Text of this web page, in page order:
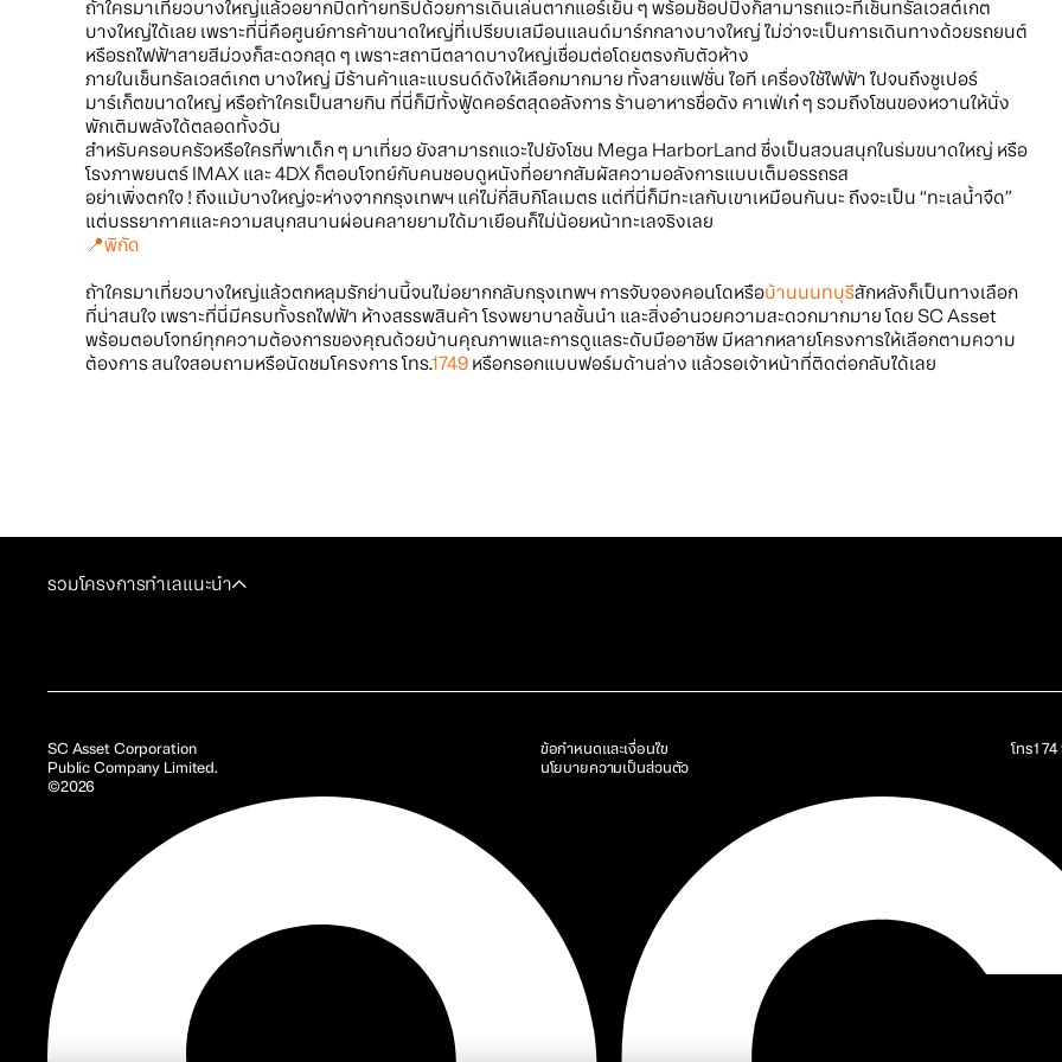
ถ้าใครมาเที่ยวบางใหญ่แล้วอยากปิดท้ายทริปด้วยการเดินเล่นตากแอร์เย็น ๆ พร้อมช็อปปิ้งก็สามารถแวะที่เซ็นทรัลเวสต์เกต
บางใหญ่ได้เลย เพราะที่นี่คือศูนย์การค้าขนาดใหญ่ที่เปรียบเสมือนแลนด์มาร์กกลางบางใหญ่ ไม่ว่าจะเป็นการเดินทางด้วยรถยนต์
หรือรถไฟฟ้าสายสีม่วงก็สะดวกสุด ๆ เพราะสถานีตลาดบางใหญ่เชื่อมต่อโดยตรงกับตัวห้าง
ภายในเซ็นทรัลเวสต์เกต บางใหญ่ มีร้านค้าและแบรนด์ดังให้เลือกมากมาย ทั้งสายแฟชั่น ไอที เครื่องใช้ไฟฟ้า ไปจนถึงซูเปอร์
มาร์เก็ตขนาดใหญ่ หรือถ้าใครเป็นสายกิน ที่นี่ก็มีทั้งฟู้ดคอร์ตสุดอลังการ ร้านอาหารชื่อดัง คาเฟ่เก๋ ๆ รวมถึงโซนของหวานให้นั่ง
พักเติมพลังได้ตลอดทั้งวัน
สำหรับครอบครัวหรือใครที่พาเด็ก ๆ มาเที่ยว ยังสามารถแวะไปยังโซน Mega HarborLand ซึ่งเป็นสวนสนุกในร่มขนาดใหญ่ หรือ
โรงภาพยนตร์ IMAX และ 4DX ก็ตอบโจทย์กับคนชอบดูหนังที่อยากสัมผัสความอลังการแบบเต็มอรรถรส
อย่าเพิ่งตกใจ ! ถึงแม้บางใหญ่จะห่างจากกรุงเทพฯ แค่ไม่กี่สิบกิโลเมตร แต่ที่นี่ก็มีทะเลกับเขาเหมือนกันนะ ถึงจะเป็น “ทะเลน้ำจืด”
แต่บรรยากาศและความสนุกสนานผ่อนคลายยามได้มาเยือนก็ไม่น้อยหน้าทะเลจริงเลย
📍พิกัด
ถ้าใครมาเที่ยวบางใหญ่แล้วตกหลุมรักย่านนี้จนไม่อยากกลับกรุงเทพฯ การจับจองคอนโดหรือบ้านนนทบุรีสักหลังก็เป็นทางเลือก
ที่น่าสนใจ เพราะที่นี่มีครบทั้งรถไฟฟ้า ห้างสรรพสินค้า โรงพยาบาลชั้นนำ และสิ่งอำนวยความสะดวกมากมาย โดย SC Asset
พร้อมตอบโจทย์ทุกความต้องการของคุณด้วยบ้านคุณภาพและการดูแลระดับมืออาชีพ มีหลากหลายโครงการให้เลือกตามความ
ต้องการ สนใจสอบถามหรือนัดชมโครงการ โทร.1749 หรือกรอกแบบฟอร์มด้านล่าง แล้วรอเจ้าหน้าที่ติดต่อกลับได้เลย
รวมโครงการทำเลแนะนำ
SC Asset Corporation
Public Company Limited.
©2026
ข้อกำหนดและเงื่อนไข
นโยบายความเป็นส่วนตัว
โทร